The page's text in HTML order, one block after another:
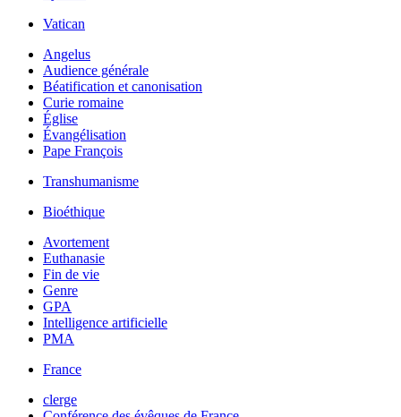
Vatican
Angelus
Audience générale
Béatification et canonisation
Curie romaine
Église
Évangélisation
Pape François
Transhumanisme
Bioéthique
Avortement
Euthanasie
Fin de vie
Genre
GPA
Intelligence artificielle
PMA
France
clerge